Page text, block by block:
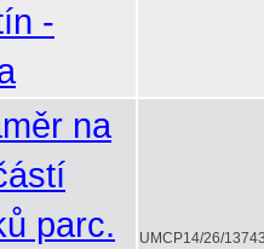
-
na
parc.
UMCP14/26/